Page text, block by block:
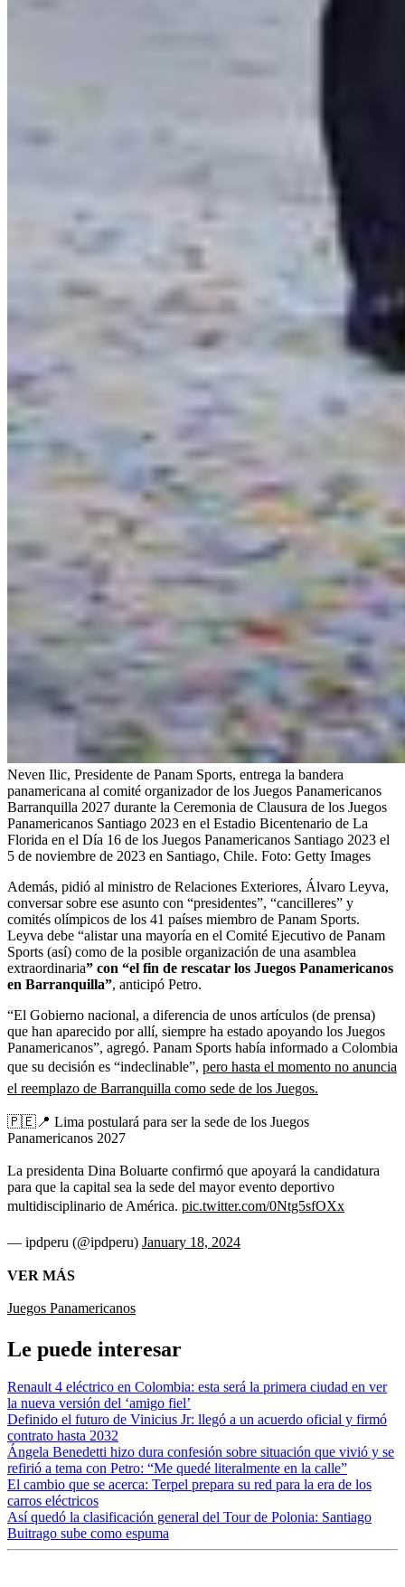
Neven Ilic, Presidente de Panam Sports, entrega la bandera
panamericana al comité organizador de los Juegos Panamericanos
Barranquilla 2027 durante la Ceremonia de Clausura de los Juegos
Panamericanos Santiago 2023 en el Estadio Bicentenario de La
Florida en el Día 16 de los Juegos Panamericanos Santiago 2023 el
5 de noviembre de 2023 en Santiago, Chile. Foto: Getty Images
Además, pidió al ministro de Relaciones Exteriores, Álvaro Leyva,
conversar sobre ese asunto con “presidentes”, “cancilleres” y
comités olímpicos de los 41 países miembro de Panam Sports.
Leyva debe “alistar una mayoría en el Comité Ejecutivo de Panam
Sports (así) como de la posible organización de una asamblea
extraordinaria” con “el fin de rescatar los Juegos Panamericanos
en Barranquilla”, anticipó Petro.
“El Gobierno nacional, a diferencia de unos artículos (de prensa)
que han aparecido por allí, siempre ha estado apoyando los Juegos
Panamericanos”, agregó. Panam Sports había informado a Colombia
que su decisión es “indeclinable”, pero hasta el momento no anuncia
el reemplazo de Barranquilla como sede de los Juegos.
🇵🇪📍 Lima postulará para ser la sede de los Juegos
Panamericanos 2027
La presidenta Dina Boluarte confirmó que apoyará la candidatura
para que la capital sea la sede del mayor evento deportivo
multidisciplinario de América. pic.twitter.com/0Ntg5sfOXx
— ipdperu (@ipdperu) January 18, 2024
VER MÁS
Juegos Panamericanos
Le puede interesar
Renault 4 eléctrico en Colombia: esta será la primera ciudad en ver
la nueva versión del ‘amigo fiel’
Definido el futuro de Vinicius Jr: llegó a un acuerdo oficial y firmó
contrato hasta 2032
Ángela Benedetti hizo dura confesión sobre situación que vivió y se
refirió a tema con Petro: “Me quedé literalmente en la calle”
El cambio que se acerca: Terpel prepara su red para la era de los
carros eléctricos
Así quedó la clasificación general del Tour de Polonia: Santiago
Buitrago sube como espuma